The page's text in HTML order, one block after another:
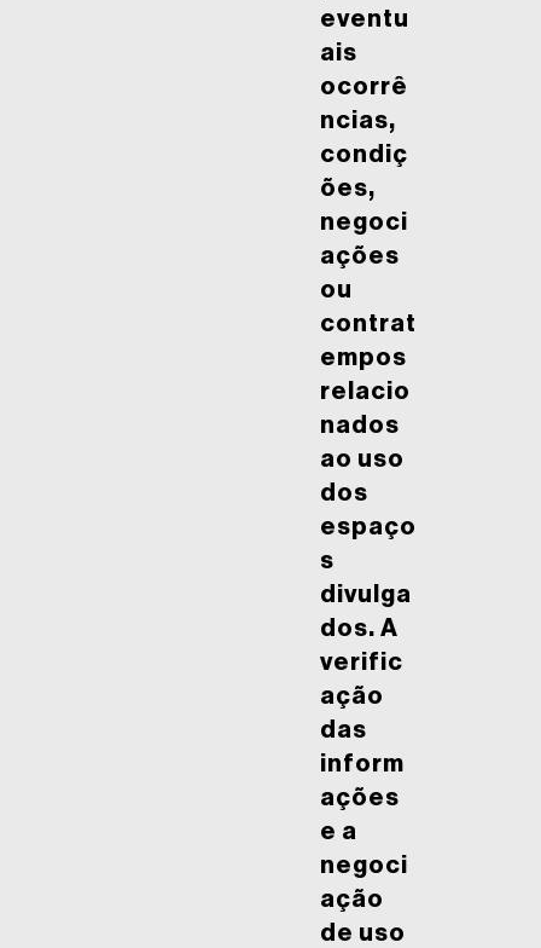
eventu
ais
ocorrê
ncias,
condiç
ões,
negoci
ações
ou
contrat
empos
relacio
nados
ao uso
dos
espaço
s
divulga
dos. A
verific
ação
das
inform
ações
e a
negoci
ação
de uso